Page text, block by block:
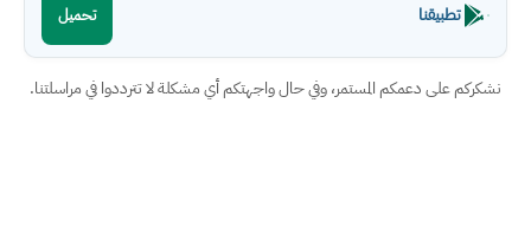
تطبيقنا تحميل
نشكركم على دعمكم المستمر، وفي حال واجهتكم أي مشكلة لا تترددوا في مراسلتنا.